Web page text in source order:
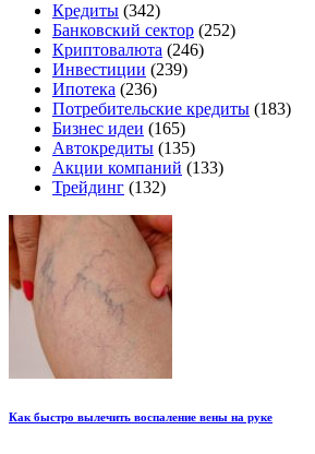
Кредиты (342)
Банковский сектор (252)
Криптовалюта (246)
Инвестиции (239)
Ипотека (236)
Потребительские кредиты (183)
Бизнес идеи (165)
Автокредиты (135)
Акции компаний (133)
Трейдинг (132)
Как быстро вылечить воспаление вены на руке